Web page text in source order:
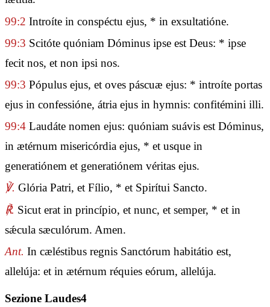
99:2 Introíte in conspéctu ejus, * in exsultatióne.
99:3 Scitóte quóniam Dóminus ipse est Deus: * ipse
fecit nos, et non ipsi nos.
99:3 Pópulus ejus, et oves páscuæ ejus: * introíte portas
ejus in confessióne, átria ejus in hymnis: confitémini illi.
99:4 Laudáte nomen ejus: quóniam suávis est Dóminus,
in ætérnum misericórdia ejus, * et usque in
generatiónem et generatiónem véritas ejus.
℣. Glória Patri, et Fílio, * et Spirítui Sancto.
℟. Sicut erat in princípio, et nunc, et semper, * et in
sǽcula sæculórum. Amen.
Ant. In cæléstibus regnis Sanctórum habitátio est,
allelúja: et in ætérnum réquies eórum, allelúja.
Sezione Laudes4